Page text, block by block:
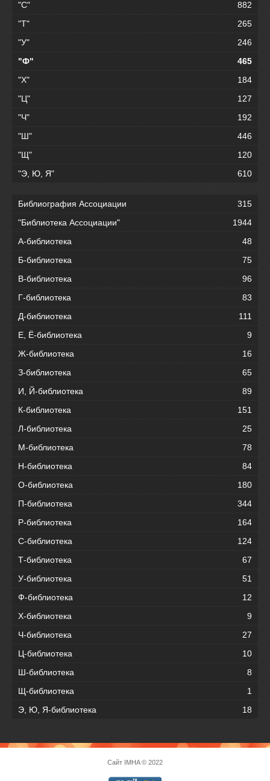
"С"
882
"Т"
265
"У"
246
"Ф"
465
"Х"
184
"Ц"
127
"Ч"
192
"Ш"
446
"Щ"
120
"Э, Ю, Я"
610
Библиография Ассоциации
315
"Библиотека Ассоциации"
1944
А-библиотека
48
Б-библиотека
75
В-библиотека
96
Г-библиотека
83
Д-библиотека
111
Е, Ё-библиотека
9
Ж-библиотека
16
З-библиотека
65
И, Й-библиотека
89
К-библиотека
151
Л-библиотека
25
М-библиотека
78
Н-библиотека
84
О-библиотека
180
П-библиотека
344
Р-библиотека
164
С-библиотека
124
Т-библиотека
67
У-библиотека
51
Ф-библиотека
12
Х-библиотека
9
Ч-библиотека
27
Ц-библиотека
10
Ш-библиотека
8
Щ-библиотека
1
Э, Ю, Я-библиотека
18
Сайт IMHA© 2022